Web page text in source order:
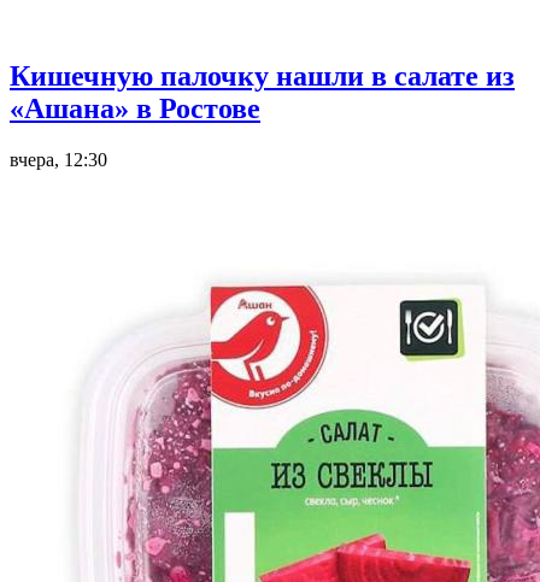
Кишечную палочку нашли в салате из
«Ашана» в Ростове
вчера, 12:30